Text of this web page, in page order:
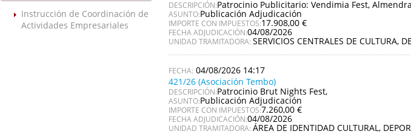
Instrucción de Coordinación de
Actividades Empresariales
DESCRIPCIÓN:Patrocinio Publicitario: Vendimia Fest,
ASUNTO:Publicación Adjudicación
IMPORTE CON IMPUESTOS:17.908,00 €
FECHA ADJUDICACIÓN:04/08/2026
UNIDAD TRAMITADORA: SERVICIOS CENTRALES DE CULTURA,
04/08/2026 14:17
421/26 (Asociación Tembo)
DESCRIPCIÓN:Patrocinio Brut Nights Fest,
ASUNTO:Publicación Adjudicación
IMPORTE CON IMPUESTOS:7.260,00 €
FECHA ADJUDICACIÓN:04/08/2026
UNIDAD TRAMITADORA: ÁREA DE IDENTIDAD CULTURAL,